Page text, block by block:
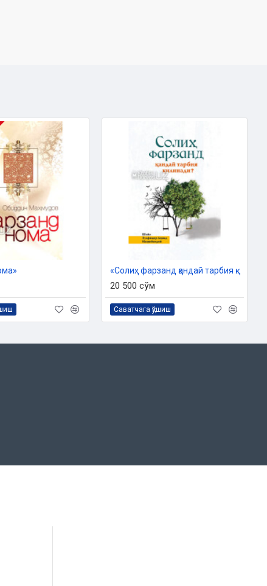
«Солиҳ фарзанд қандай тарбия қилинади?»
20 500 сўм
Саватчага қўшиш